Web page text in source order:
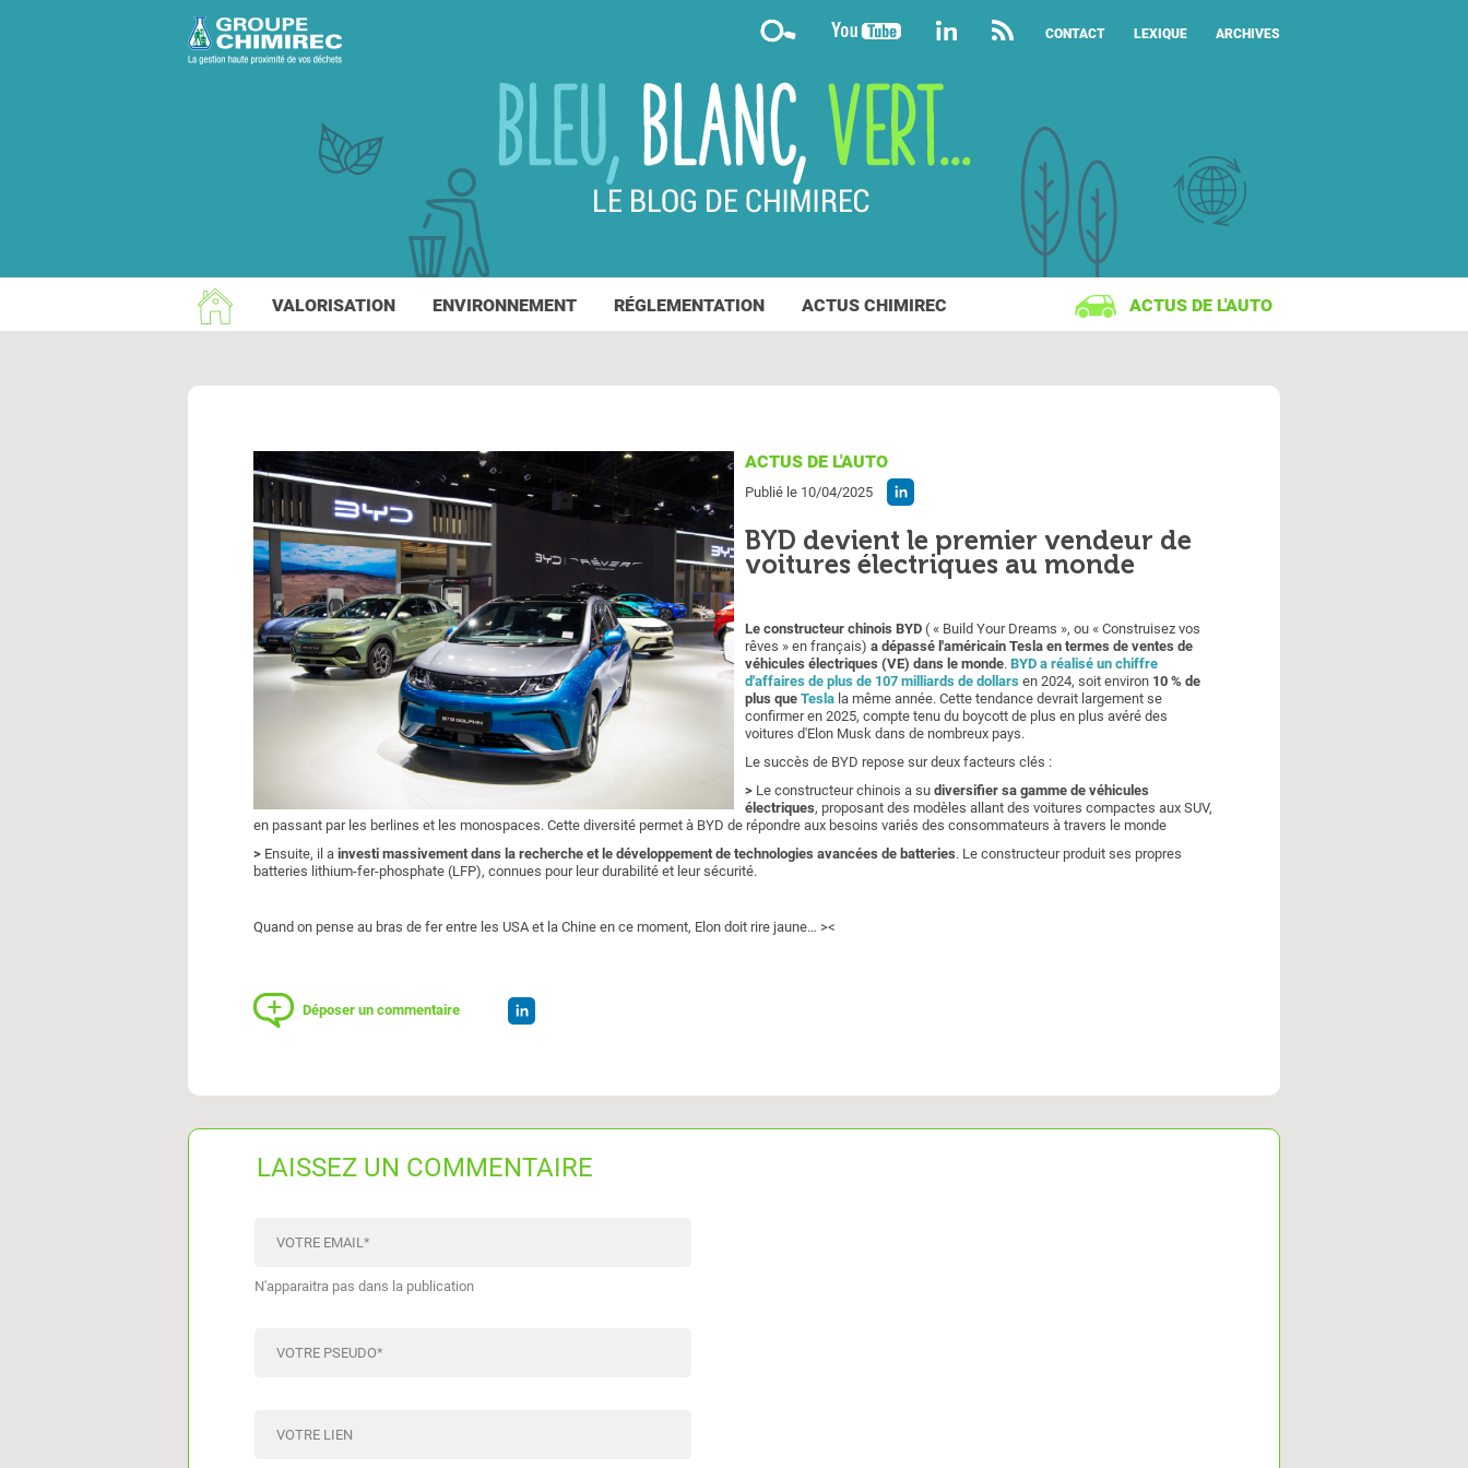
ACTUS DE L'AUTO
Publié le 10/04/2025
BYD devient le premier vendeur de
voitures électriques au monde
Le constructeur chinois BYD ( « Build Your Dreams », ou « Construisez vos
rêves » en français) a dépassé l'américain Tesla en termes de ventes de
véhicules électriques (VE) dans le monde. BYD a réalisé un chiffre
d'affaires de plus de 107 milliards de dollars en 2024, soit environ 10 % de
plus que Tesla la même année. Cette tendance devrait largement se
confirmer en 2025, compte tenu du boycott de plus en plus avéré des
voitures d'Elon Musk dans de nombreux pays.
Le succès de BYD repose sur deux facteurs clés :
> Le constructeur chinois a su diversifier sa gamme de véhicules
électriques, proposant des modèles allant des voitures compactes aux SUV,
en passant par les berlines et les monospaces. Cette diversité permet à BYD de répondre aux besoins variés des consommateurs à travers le monde
> Ensuite, il a investi massivement dans la recherche et le développement de technologies avancées de batteries. Le constructeur produit ses propres
batteries lithium-fer-phosphate (LFP), connues pour leur durabilité et leur sécurité.
Quand on pense au bras de fer entre les USA et la Chine en ce moment, Elon doit rire jaune… ><
Déposer un commentaire
LAISSEZ UN COMMENTAIRE
VOTRE EMAIL *
N'apparaitra pas dans la publication
VOTRE PSEUDO*
VOTRE LIEN
CONTACT LEXIQUE ARCHIVES
VALORISATION ENVIRONNEMENT RÉGLEMENTATION ACTUS CHIMIREC ACTUS DE L'AUTO